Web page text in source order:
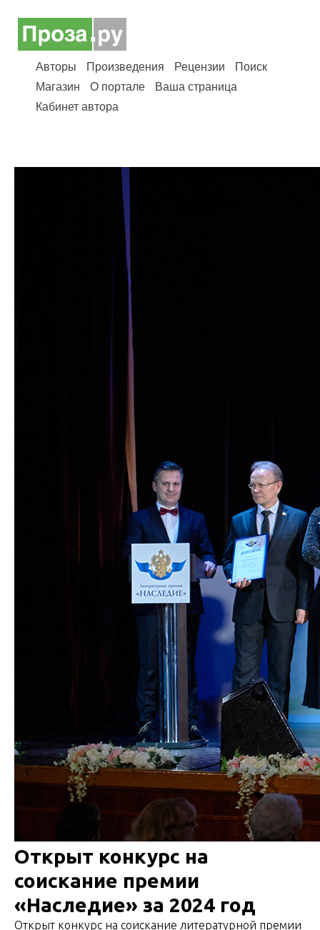
Авторы Произведения Рецензии
Поиск
Магазин
О портале
Ваша страница
Кабинет автора
Открыт конкурс на
соискание премии
«Наследие» за 2024 год
Открыт конкурс на соискание литературной премии